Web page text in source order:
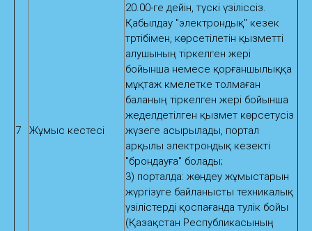
7 Жұмыс кестесі
20.00-ге дейін, түскі үзіліссіз.
Қабылдау "электрондық" кезек
тәртібімен, көрсетілетін қызметті
алушының тіркелген жері
бойынша немесе қорғаншылыққа
мұқтаж кәмелетке толмаған
баланың тіркелген жері бойынша
жеделдетілген қызмет көрсетусіз
жүзеге асырылады, портал
арқылы электрондық кезекті
"брондауға" болады;
3) порталда: жөндеу жұмыстарын
жүргізуге байланысты техникалық
үзілістерді қоспағанда тәулік бойы
(Қазақстан Республикасының